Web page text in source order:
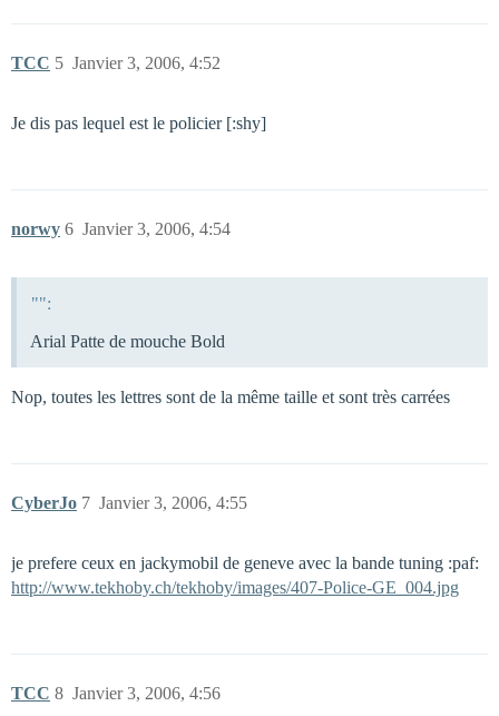
TCC Janvier 3, 2006, 4:52
5
Je dis pas lequel est le policier [:shy]
norwy Janvier 3, 2006, 4:54
6
"":
Arial Patte de mouche Bold
Nop, toutes les lettres sont de la même taille et sont très carrées
CyberJo Janvier 3, 2006, 4:55
7
je prefere ceux en jackymobil de geneve avec la bande tuning :paf:
http://www.tekhoby.ch/tekhoby/images/407-Police-GE_004.jpg
TCC Janvier 3, 2006, 4:56
8